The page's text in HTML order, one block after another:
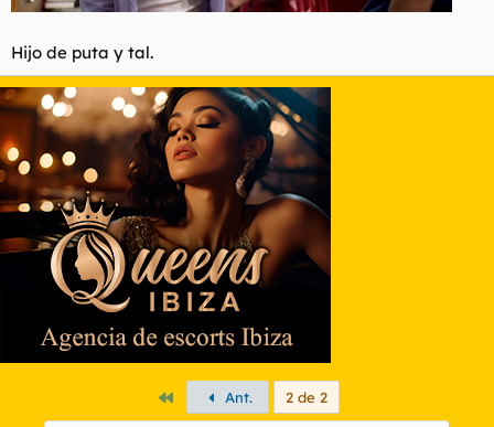
Hijo de puta y tal.
PrimeroAnt. 2 de 2